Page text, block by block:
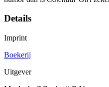
Details
Imprint
Boekerij
Uitgever